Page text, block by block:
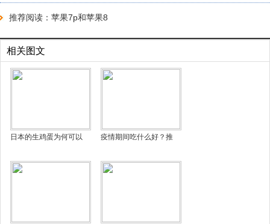
推荐阅读： 苹果7p和苹果8
相关图文
日本的生鸡蛋为何可以 疫情期间吃什么好？推